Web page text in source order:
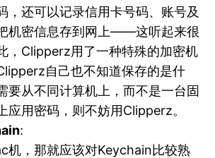
，还可以记录信用卡号码、账号及
机密信息存到网上——这听起来很
，Clipperz用了一种特殊的加密机
自己也不知道保存的是什
要从不同计算机上，而不是一台固
应用密码，则不妨用Clipperz。
:
机，那就应该对Keychain比较熟